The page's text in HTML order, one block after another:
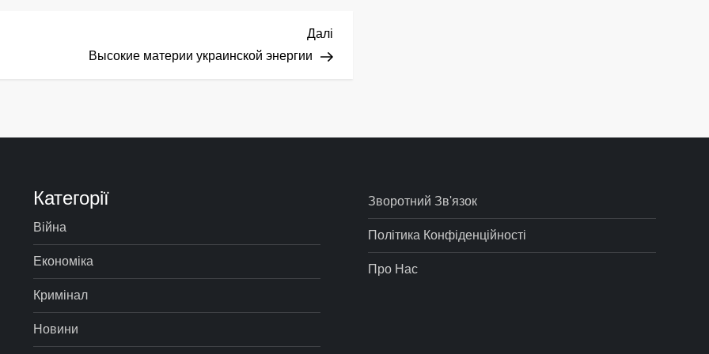
Наступний
запис
Далі
Высокие материи украинской энергии
Категорії
Війна
Економіка
Кримінал
Новини
Зворотний Зв'язок
Політика Конфіденційності
Про Нас